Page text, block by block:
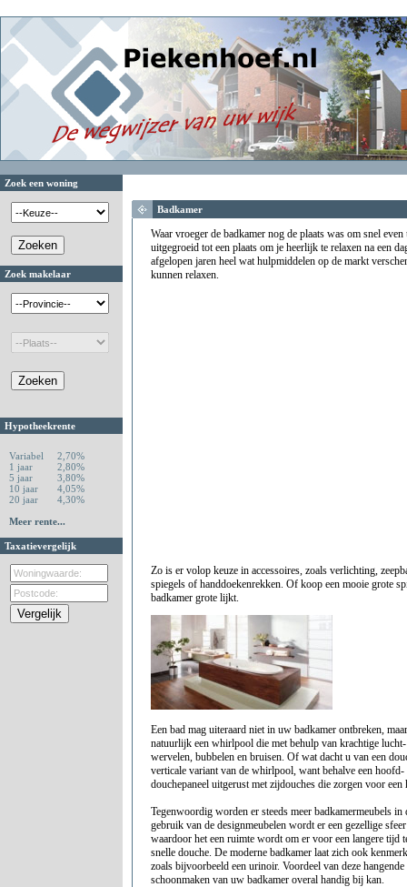
Zoek een woning
Zoek makelaar
Hypotheekrente
Variabel
2,70%
1 jaar
2,80%
5 jaar
3,80%
10 jaar
4,05%
20 jaar
4,30%
Meer rente...
Taxatievergelijk
Badkamer
Waar vroeger de badkamer nog de plaats was om snel
uitgegroeid tot een plaats om je heerlijk te relaxen na een
afgelopen jaren heel wat hulpmiddelen op de markt
kunnen relaxen.
Zo is er volop keuze in accessoires, zoals verlichting,
spiegels of handdoekenrekken. Of koop een mooie grote
badkamer grote lijkt.
Een bad mag uiteraard niet in uw badkamer ontbreken,
natuurlijk een whirlpool die met behulp van krachtige
wervelen, bubbelen en bruisen. Of wat dacht u van een
verticale variant van de whirlpool, want behalve een hoofd-
douchepaneel uitgerust met zijdouches die zorgen voor een
Tegenwoordig worden er steeds meer badkamermeubels
gebruik van de designmeubelen wordt er een gezellige
waardoor het een ruimte wordt om er voor een langere tijd
snelle douche. De moderne badkamer laat zich ook
zoals bijvoorbeeld een urinoir. Voordeel van deze
schoonmaken van uw badkamer overal handig bij kan.